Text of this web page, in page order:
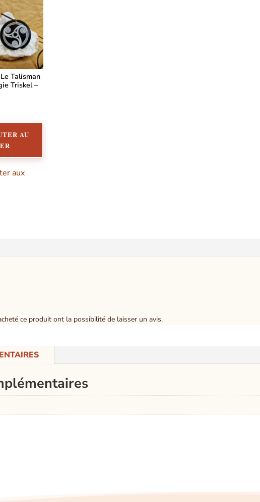
Talisman
Triskel –
AU
aux
ce produit ont la possibilité de laisser un avis.